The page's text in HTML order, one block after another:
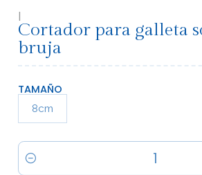
|
Cortador para galleta
bruja
TAMAÑO
8cm
Cantidad